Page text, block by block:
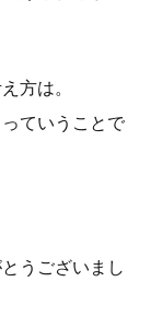
方は。
ていうことで
うございまし